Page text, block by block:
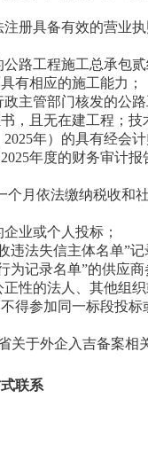
册具备有效的营业
路工程施工总承包
有相应的施工能力；
主管部门核发的公
，且无在建工程；
年）的具有经会
年度的财务审计
个月依法缴纳税收
业或个人投标；
违法失信主体名单”记
为记录名单”的供应商
性的法人、其他组
得参加同一标段投
关于外企入吉备案相
联系